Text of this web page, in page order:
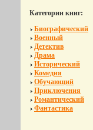
Категории книг:
Биографический
Военный
Детектив
Драма
Исторический
Комедия
Обучающий
Приключения
Романтический
Фантастика